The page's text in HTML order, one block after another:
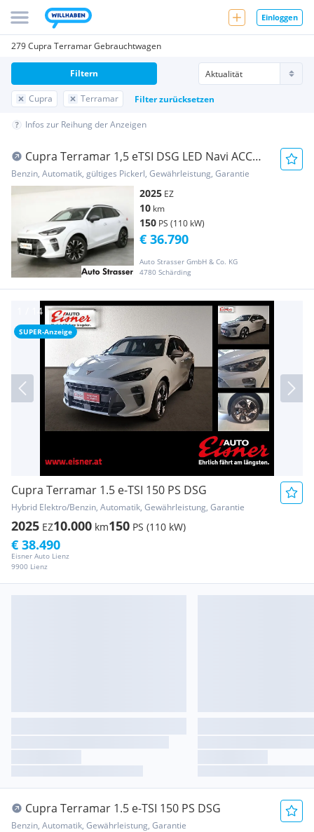
Einloggen
279 Cupra Terramar Gebrauchtwagen
Cupra Terramar Filter zurücksetzen
Filtern
Infos zur Reihung der Anzeigen
Cupra Terramar 1,5 eTSI DSG LED Navi ACC
FullLink DAB...
Benzin, Automatik, gültiges Pickerl, Gewährleistung, Garantie
2025 EZ
10 km
150 PS (110 kW)
Auto Strasser GmbH & Co. KG
4780 Schärding
€ 36.790
SUPER-Anzeige
Cupra Terramar 1.5 e-TSI 150 PS DSG
Hybrid Elektro/Benzin, Automatik, Gewährleistung, Garantie
2025 EZ10.000 km150 PS (110 kW)
Eisner Auto Lienz
9900 Lienz
€ 38.490
Cupra Terramar 1.5 e-TSI 150 PS DSG
Benzin, Automatik, Gewährleistung, Garantie